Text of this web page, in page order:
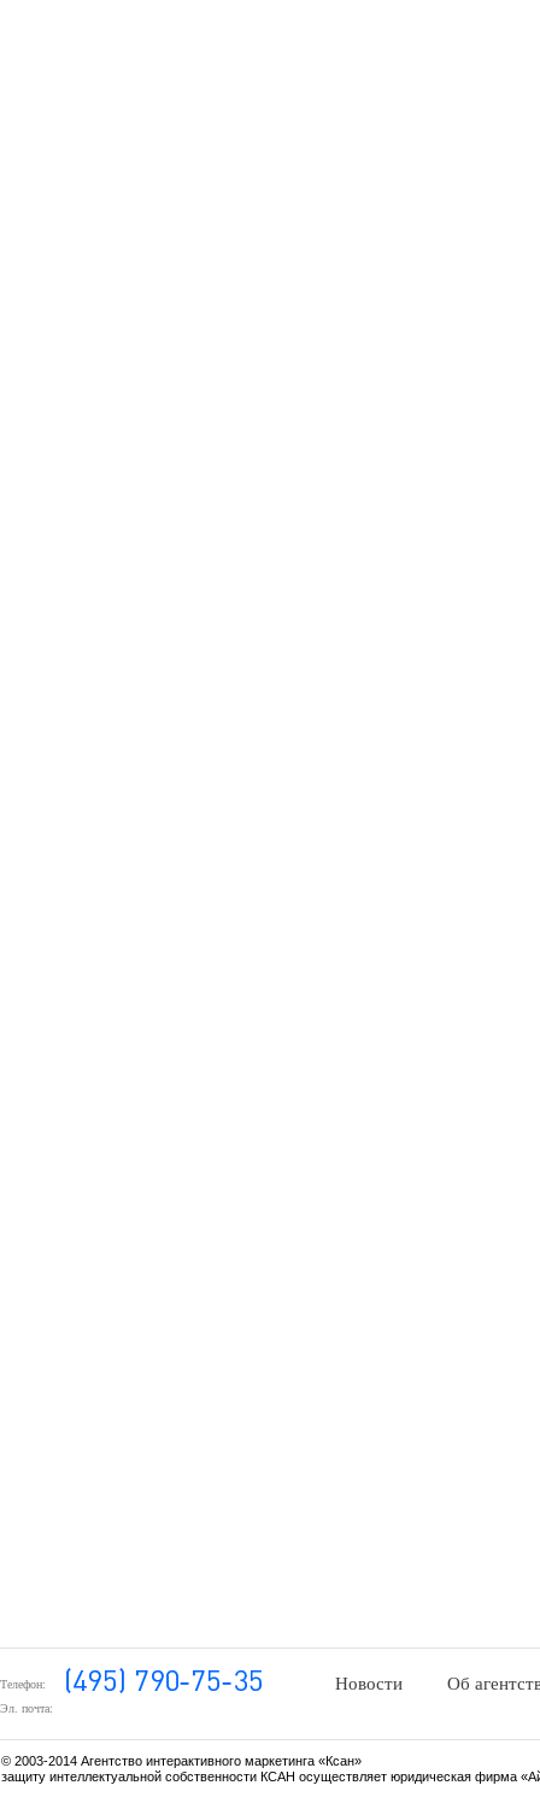
Телефон:
Эл. почта:
Новости Об
© 2003-2014 Агентство интерактивного маркетинга «Ксан»
защиту интеллектуальной собственности КСАН осуществляет юридическая фирма